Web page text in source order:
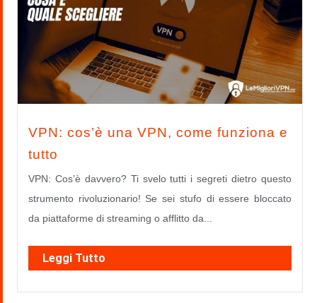
VPN: cos’è una VPN, come funziona e
tutto
VPN: Cos’è davvero? Ti svelo tutti i segreti dietro questo
strumento rivoluzionario! Se sei stufo di essere bloccato
da piattaforme di streaming o afflitto da...
Leggi Tutto